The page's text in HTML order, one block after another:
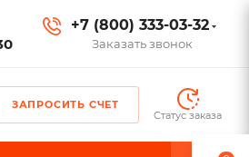
+7 (800) 333-03-32
Заказать звонок
ЗАПРОСИТЬ СЧЕТ
Статус заказа